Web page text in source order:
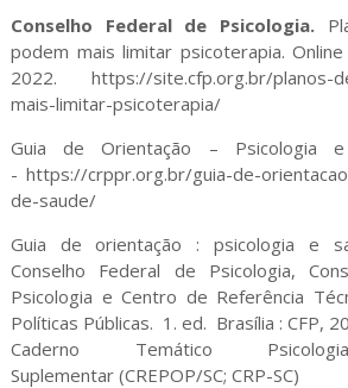
Conselho Federal de Psicologia.
podem mais limitar psicoterapia.
2022. https://site.cfp.org.br/planos-
mais-limitar-psicoterapia/
Guia de Orientação – Psicologia
- https://crppr.org.br/guia-de-
de-saude/
Guia de orientação : psicologia e
Conselho Federal de Psicologia,
Psicologia e Centro de Referência
Políticas Públicas. 1. ed. Brasília : CFP,
Caderno Temático
Suplementar (CREPOP/SC; CRP-SC)